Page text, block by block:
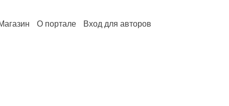
О портале Вход для авторов